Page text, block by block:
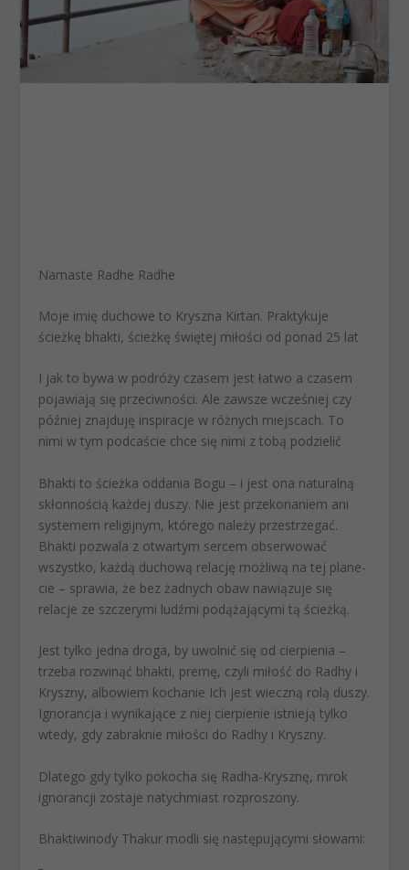
Namaste Radhe Radhe
Moje imię duchowe to Kryszna Kirtan. Praktykuje
ścieżkę bhakti, ścieżkę świętej miłości od ponad 25 lat
I jak to bywa w podróży czasem jest łatwo a czasem
pojawiają się przeciwności. Ale zawsze wcześniej czy
później znajduję inspiracje w różnych miejscach. To
nimi w tym podcaście chce się nimi z tobą podzielić
Bhakti to ścieżka oddania Bogu – i jest ona naturalną
skłonnością każdej duszy. Nie jest przekonaniem ani
systemem religijnym, którego należy przestrzegać.
Bhakti pozwala z otwartym sercem obserwować
wszystko, każdą duchową relację możliwą na tej plane­
cie – sprawia, że bez żadnych obaw nawiązuje się
relacje ze szczery­mi ludźmi podążającymi tą ścieżką.
Jest tylko jedna droga, by uwolnić się od cierpienia –
trzeba rozwinąć bhakti, premę, czyli miłość do Radhy i
Kryszny, albowiem kochanie Ich jest wieczną rolą duszy.
Ignorancja i wynikające z niej cierpienie istnieją tylko
wtedy, gdy zabraknie miłości do Radhy i Kryszny.
Dlatego gdy tylko pokocha się Radha-Krysznę, mrok
ignorancji zostaje natychmiast rozproszo­ny.
Bhaktiwinody Thakur modli się następującymi słowami: